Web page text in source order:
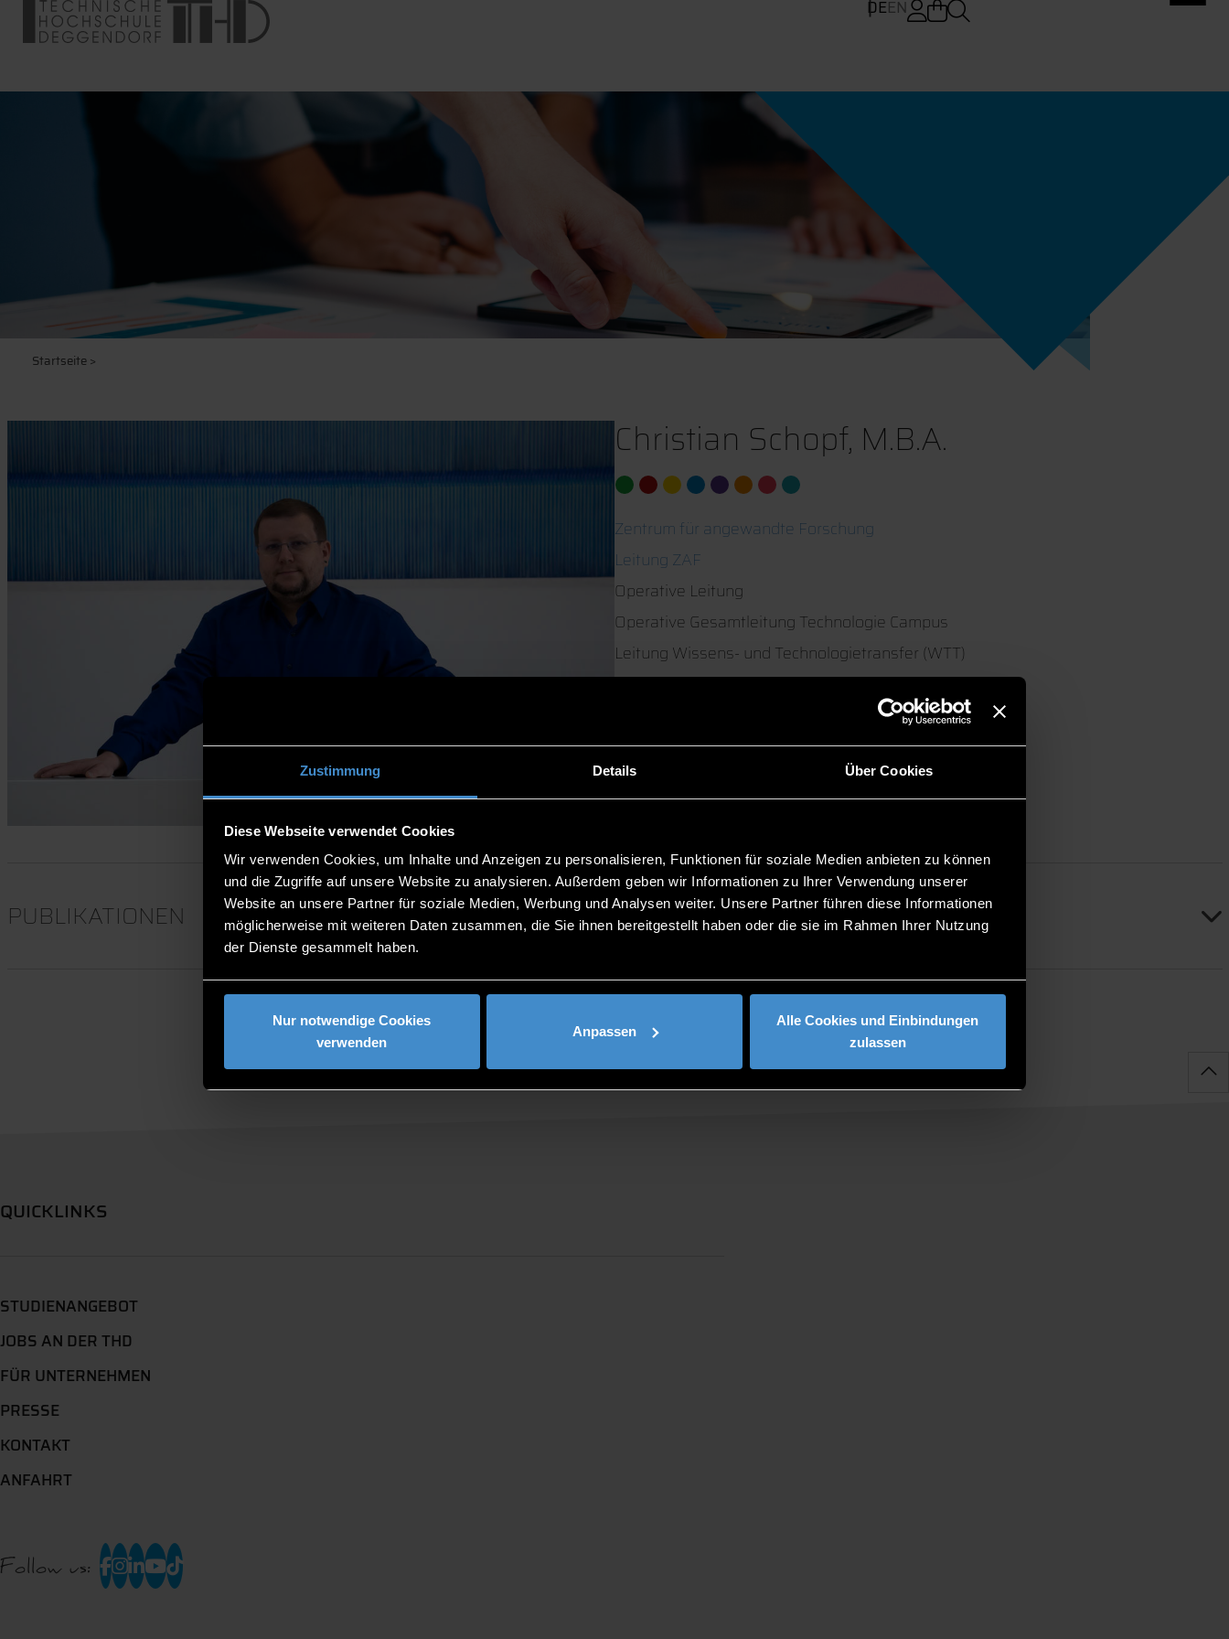
Zustimmung Details Über Cookies
Diese Webseite verwendet Cookies
Wir verwenden Cookies, um Inhalte und Anzeigen zu personalisieren, Funktionen für soziale Medien anbieten zu können
und die Zugriffe auf unsere Website zu analysieren. Außerdem geben wir Informationen zu Ihrer Verwendung unserer
Website an unsere Partner für soziale Medien, Werbung und Analysen weiter. Unsere Partner führen diese Informationen
möglicherweise mit weiteren Daten zusammen, die Sie ihnen bereitgestellt haben oder die sie im Rahmen Ihrer Nutzung
der Dienste gesammelt haben.
Nur notwendige Cookies
verwenden
Anpassen
Alle Cookies und Einbindungen
zulassen
DEEN
Startseite>
Christian Schopf, M.B.A.
Zentrum für angewandte Forschung
Leitung ZAF
Operative Leitung
Operative Gesamtleitung Technologie Campus
Leitung Wissens- und Technologietransfer (WTT)
PUBLIKATIONEN
QUICKLINKS
STUDIENANGEBOT
JOBS AN DER THD
FÜR UNTERNEHMEN
PRESSE
KONTAKT
ANFAHRT
Follow us: